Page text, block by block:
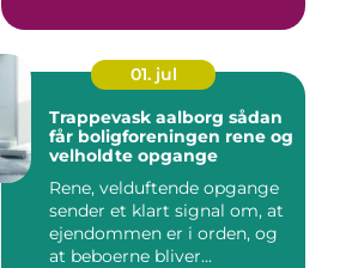
01. jul
Trappevask aalborg sådan
får boligforeningen rene og
velholdte opgange
Rene, velduftende opgange
sender et klart signal om, at
ejendommen er i orden, og
at beboerne bliver...